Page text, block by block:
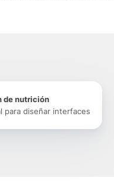
de nutrición
para diseñar interfaces